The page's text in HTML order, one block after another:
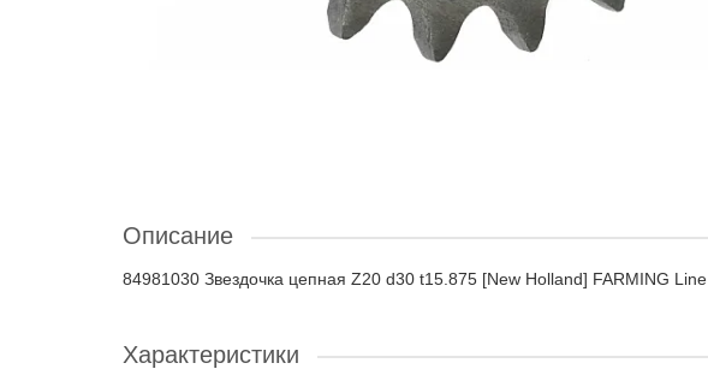
Описание
84981030 Звездочка цепная Z20 d30 t15.875 [New Holland] FARMING Line
Характеристики